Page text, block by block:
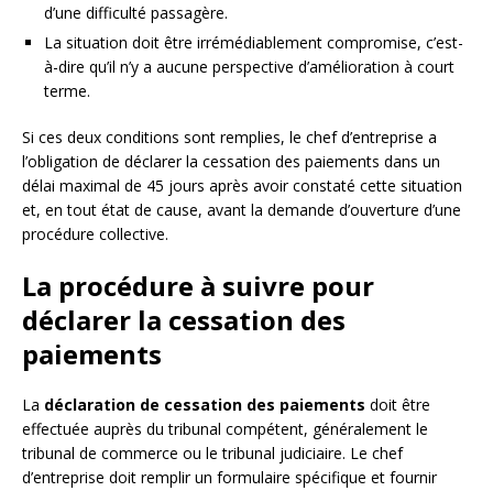
d’une difficulté passagère.
La situation doit être irrémédiablement compromise, c’est-
à-dire qu’il n’y a aucune perspective d’amélioration à court
terme.
Si ces deux conditions sont remplies, le chef d’entreprise a
l’obligation de déclarer la cessation des paiements dans un
délai maximal de 45 jours après avoir constaté cette situation
et, en tout état de cause, avant la demande d’ouverture d’une
procédure collective.
La procédure à suivre pour
déclarer la cessation des
paiements
La déclaration de cessation des paiements doit être
effectuée auprès du tribunal compétent, généralement le
tribunal de commerce ou le tribunal judiciaire. Le chef
d’entreprise doit remplir un formulaire spécifique et fournir